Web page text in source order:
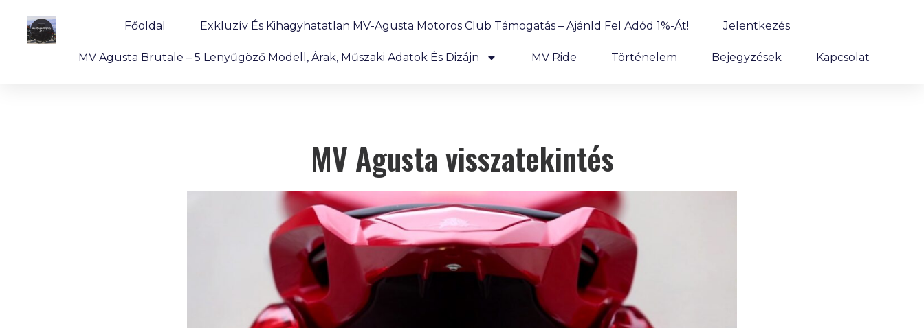
Főoldal Exkluzív És Kihagyhatatlan MV-Agusta Motoros Club Támogatás – Ajánld Fel Adód 1%-Át! Jelentkezés
MV Agusta Brutale – 5 Lenyűgöző Modell, Árak, Műszaki Adatok És Dizájn MV Ride Történelem Bejegyzések Kapcsolat
MV Agusta visszatekintés